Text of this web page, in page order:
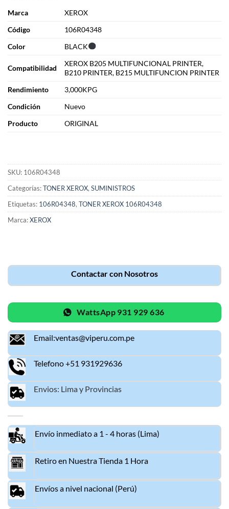
Marca
XEROX
Código
106R04348
Color
BLACK
Compatibilidad
XEROX B205 MULTIFUNCIONAL PRINTER,
B210 PRINTER, B215 MULTIFUNCION PRINTER
Rendimiento
3,000KPG
Condición
Nuevo
Producto
ORIGINAL
SKU: 106R04348
Categorías:TONER XEROX, SUMINISTROS
Etiquetas: 106R04348, TONER XEROX 106R04348
Marca:XEROX
Contactar con Nosotros
WattsApp 931 929 636
Email:ventas@viperu.com.pe
Telefono +51 931929636
Envios: Lima y Provincias
Envío inmediato a 1 - 4 horas (Lima)
Retiro en Nuestra Tienda 1 Hora
Envíos a nivel nacional (Perú)